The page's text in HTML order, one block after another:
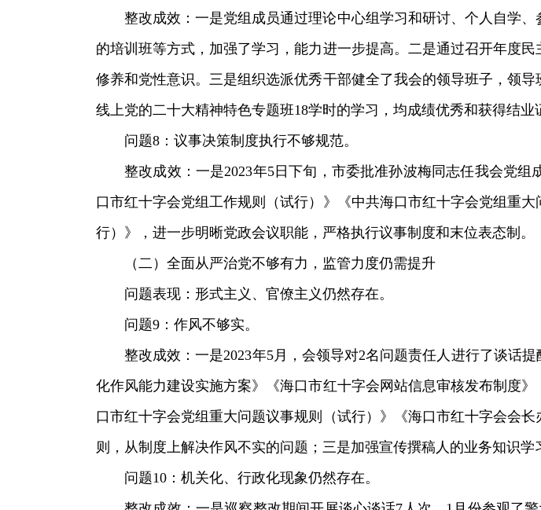
整改成效：一是党组成员通过理论中心组学习和研讨、个人自学
的培训班等方式，加强了学习，能力进一步提高。二是通过召开年度
修养和党性意识。三是组织选派优秀干部健全了我会的领导班子，领
线上党的二十大精神特色专题班18学时的学习，均成绩优秀和获得结业
问题8：议事决策制度执行不够规范。
整改成效：一是2023年5日下旬，市委批准孙波梅同志任我会党
口市红十字会党组工作规则（试行）》《中共海口市红十字会党组重
行）》，进一步明晰党政会议职能，严格执行议事制度和末位表态制。
（二）全面从严治党不够有力，监管力度仍需提升
问题表现：形式主义、官僚主义仍然存在。
问题9：作风不够实。
整改成效：一是2023年5月，会领导对2名问题责任人进行了谈话
化作风能力建设实施方案》《海口市红十字会网站信息审核发布制度
口市红十字会党组重大问题议事规则（试行）》《海口市红十字会会
则，从制度上解决作风不实的问题；三是加强宣传撰稿人的业务知识
问题10：机关化、行政化现象仍然存在。